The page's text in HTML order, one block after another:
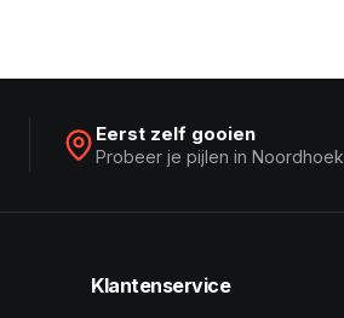
Eerst zelf gooien
Probeer je pijlen in Noordhoek
Klantenservice